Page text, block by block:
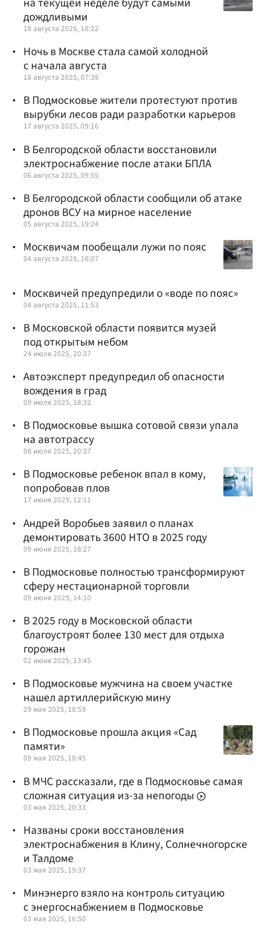
дождливыми
18 августа 2025, 16:22
Ночь в Москве стала самой холодной
с начала августа
18 августа 2025, 07:39
В Подмосковье жители протестуют против
вырубки лесов ради разработки карьеров
17 августа 2025, 09:16
В Белгородской области восстановили
электроснабжение после атаки БПЛА
06 августа 2025, 09:55
В Белгородской области сообщили об атаке
дронов ВСУ на мирное население
05 августа 2025, 19:24
Москвичам пообещали лужи по пояс
04 августа 2025, 16:07
Москвичей предупредили о «воде по пояс»
04 августа 2025, 11:53
В Московской области появится музей
под открытым небом
24 июля 2025, 20:37
Автоэксперт предупредил об опасности
вождения в град
09 июля 2025, 18:32
В Подмосковье вышка сотовой связи упала
на автотрассу
08 июля 2025, 20:37
В Подмосковье ребенок впал в кому,
попробовав плов
17 июня 2025, 12:11
Андрей Воробьев заявил о планах
демонтировать 3600 НТО в 2025 году
09 июня 2025, 18:27
В Подмосковье полностью трансформируют
сферу нестационарной торговли
09 июня 2025, 14:10
В 2025 году в Московской области
благоустроят более 130 мест для отдыха
горожан
02 июня 2025, 13:45
В Подмосковье мужчина на своем участке
нашел артиллерийскую мину
29 мая 2025, 18:59
В Подмосковье прошла акция «Сад
памяти»
09 мая 2025, 18:45
В МЧС рассказали, где в Подмосковье самая
сложная ситуация из-за непогоды
03 мая 2025, 20:33
Названы сроки восстановления
электроснабжения в Клину, Солнечногорске
и Талдоме
03 мая 2025, 19:37
Минэнерго взяло на контроль ситуацию
с энергоснабжением в Подмосковье
03 мая 2025, 16:50